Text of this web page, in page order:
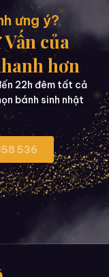
ưng ý?
của
hơn
22h đêm tất cả
bánh sinh nhật
536